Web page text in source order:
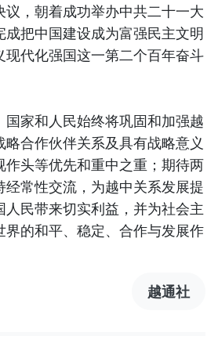
，朝着成功举办中共二十一大
成把中国建设成为富强民主文明
现代化强国这一第二个百年奋斗
家和人民始终将巩固和加强越
合作伙伴关系及具有战略意义
作头等优先和重中之重；期待两
经常性交流，为越中关系发展提
民带来切实利益，并为社会主
界的和平、稳定、合作与发展作
越通社